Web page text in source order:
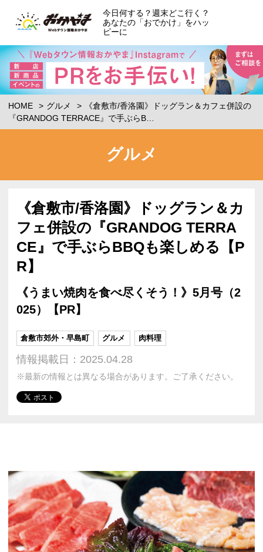
今日何する？週末どこ行く？
あなたの「おでかけ」をハッ
ピーに
HOME グルメ
《倉敷市/香洛園》ドッグラン＆カフェ併設の
『GRANDOG TERRACE』で手ぶらB…
グルメ
《倉敷市/香洛園》ドッグラン＆カ
フェ併設の『GRANDOG TERRA
CE』で手ぶらBBQも楽しめる【P
R】
《うまい焼肉を食べ尽くそう！》5月号（2
025）【PR】
倉敷市郊外・早島町 グルメ 肉料理
情報掲載日：2025.04.28
※最新の情報とは異なる場合があります。ご了承ください。